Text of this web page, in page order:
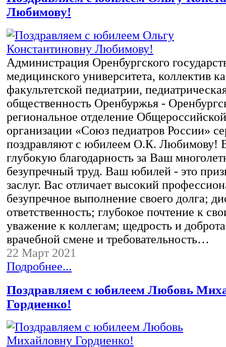
Любимову!
Администрация Оренбургского
медицинского университета, коллектив
факультетской педиатрии,
общественность Оренбуржья -
региональное отделение
организации «Союз педиатров России»
поздравляют с юбилеем О.К. Любимову!
глубокую благодарность за Ваш
безупречный труд. Ваш юбилей - это
заслуг. Вас отличает высокий
безупречное выполнение своего долга;
ответственность; глубокое почтение к
уважение к коллегам; щедрость и
врачебной смене и требовательность…
22 Март 2021
Подробнее...
Поздравляем с юбилеем Любовь
Гордиенко!